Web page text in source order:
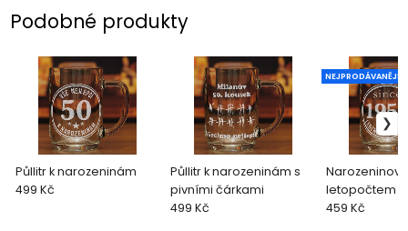
Podobné produkty
Půllitr k narozeninám
499 Kč
Půllitr k narozeninám s
pivními čárkami
499 Kč
letopočtem
NEJPRODÁVANĚJŠÍ
459 Kč